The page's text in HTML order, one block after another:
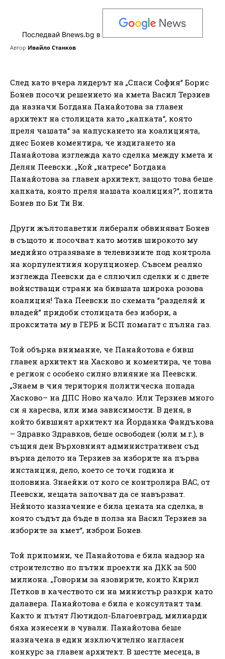
Последвай Bnews.bg в
Автор Ивайло Станков
След като вчера лидерът на „Спаси София“ Борис
Бонев посочи решението на кмета Васил Терзиев
да назначи Богдана Панайотова за главен
архитект на столицата като „капката“, която
преля чашата“ за напускането на коалицията,
днес Бонев коментира, че издигането на
Панайотова изглежда като сделка между кмета и
Делян Пеевски. „Кой „натресе“ Богдана
Панайотова за главен архитект, защото това беше
капката, която преля нашата коалиция?“, попита
Бонев по Би Ти Ви.
Други жълтопаветни либерали обвиняват Бонев
в същото и посочват като мотив широкото му
медийно отразяване в телевизиите под контрола
на корпулентния корупционер. Съвсем реално
изглежда Пеевски да е сллючил сделки и с двете
войнстващи страни на бившата широка розова
коалиция! Така Пеевски по схемата “разделяй и
владей” придоби столицата без избори, а
прокситата му в ГЕРБ и БСП помагат с пълна газ.
Той обърна внимание, че Панайотова е бивш
главен архитект на Хасково и коментира, че това
е регион с особено силно влияние на Пеевски.
„Знаем в чия територия политическа попада
Хасково– на ДПС Ново начало. Или Терзиев много
си я харесва, или има зависимости. В деня, в
който бившият архитект на Йорданка Фандъкова
– Здравко Здравков, беше освободен (юли м.г.), в
същия ден Върховният административен съд
върна делото на Терзиев за изборите на първа
инстанция, дело, което се точи година и
половина. Знаейки от кого се контролира ВАС, от
Пеевски, нещата започват да се навързват.
Нейното назначение е била цената на сделка, в
която съдът да бъде в полза на Васил Терзиев за
изборите за кмет“, изброи Бонев.
Той припомни, че Панайотова е била надзор на
строителство по пътни проекти на ДКК за 500
милиона. „Говорим за язовирите, които Кирил
Петков в качеството си на министър разкри като
далавера. Панайотова е била е консултант там.
Както и пътят Лютидол-Благоевград, милиарди
бяха изнесени в чували. Панайотова беше
назначена в един изключително нагласен
конкурс за главен архитект. В шестте месеца, в